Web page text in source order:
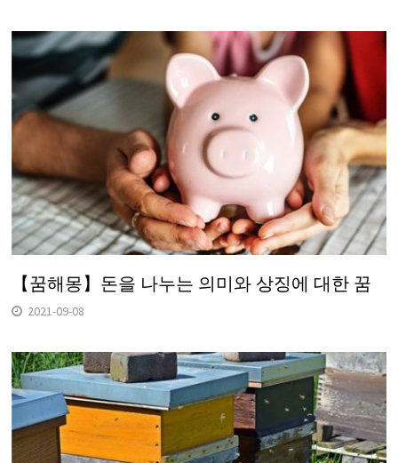
【꿈해몽】돈을 나누는 의미와 상징에 대한 꿈
2021-09-08